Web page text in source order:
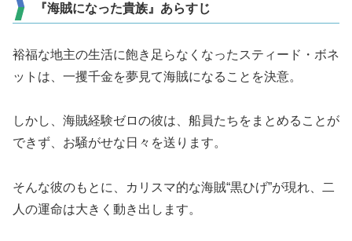
『海賊になった貴族』あらすじ
裕福な地主の生活に飽き足らなくなったスティード・ボネ
ットは、一攫千金を夢見て海賊になることを決意。
しかし、海賊経験ゼロの彼は、船員たちをまとめることが
できず、お騒がせな日々を送ります。
そんな彼のもとに、カリスマ的な海賊“黒ひげ”が現れ、二
人の運命は大きく動き出します。